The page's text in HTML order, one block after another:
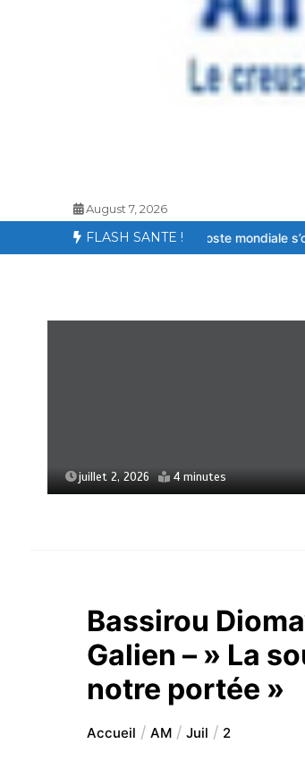
August 7, 2026
FLASH SANTE !
internationale sur le sida : Face à la baisse
juillet 2, 2026 4 minutes
Bassirou
Galien – » La
notre portée »
Accueil AM Juil 2